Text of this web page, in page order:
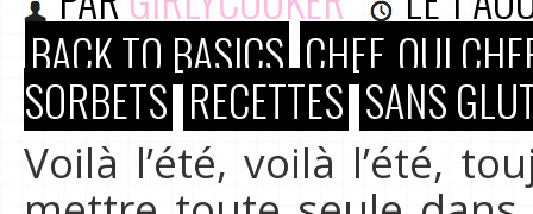
BACK TO BASICS CHEF, OUI
SORBETS RECETTES SANS
Voilà l’été, voilà l’été,